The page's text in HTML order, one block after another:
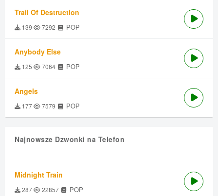
Trail Of Destruction
139 7292 POP
Anybody Else
125 7064 POP
Angels
177 7579 POP
Najnowsze Dzwonki na Telefon
Midnight Train
287 22857 POP